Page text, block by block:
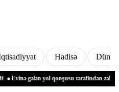
Hadisə Dünya
yol qonşusu tərəfindən zəbt edilən qadın